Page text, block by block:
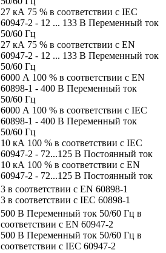
27 кА 75 % в соответствии с IEC
60947-2 - 12 ... 133 В Переменный ток
50/60 Гц
27 кА 75 % в соответствии с EN
60947-2 - 12 ... 133 В Переменный ток
50/60 Гц
6000 А 100 % в соответствии с EN
60898-1 - 400 В Переменный ток
50/60 Гц
6000 А 100 % в соответствии с IEC
60898-1 - 400 В Переменный ток
50/60 Гц
10 кА 100 % в соответствии с IEC
60947-2 - 72...125 В Постоянный ток
10 кА 100 % в соответствии с EN
60947-2 - 72...125 В Постоянный ток
3 в соответствии с EN 60898-1
3 в соответствии с IEC 60898-1
500 В Переменный ток 50/60 Гц в
соответствии с EN 60947-2
500 В Переменный ток 50/60 Гц в
соответствии с IEC 60947-2